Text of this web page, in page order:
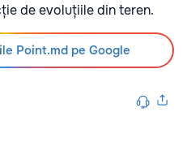
de evoluțiile din teren.
Point.md pe Google